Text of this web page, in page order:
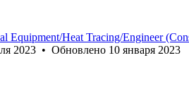
Equipment/Heat Tracing/Engineer
2023 • Обновлено 10 января 2023